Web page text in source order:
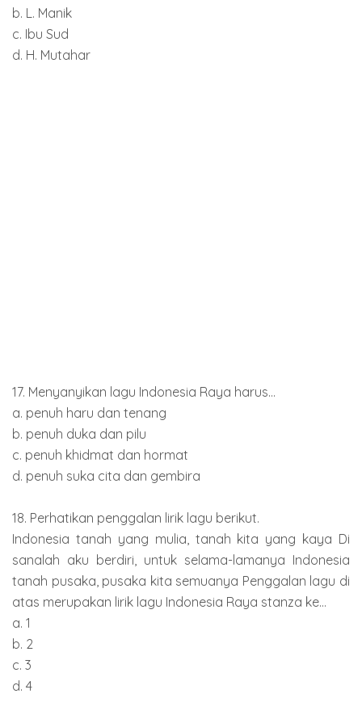
b. L. Manik
c. Ibu Sud
d. H. Mutahar
17. Menyanyikan lagu Indonesia Raya harus...
a. penuh haru dan tenang
b. penuh duka dan pilu
c. penuh khidmat dan hormat
d. penuh suka cita dan gembira
18. Perhatikan penggalan lirik lagu berikut.
Indonesia tanah yang mulia, tanah kita yang kaya Di
sanalah aku berdiri, untuk selama-lamanya Indonesia
tanah pusaka, pusaka kita semuanya Penggalan lagu di
atas merupakan lirik lagu Indonesia Raya stanza ke...
a. 1
b. 2
c. 3
d. 4